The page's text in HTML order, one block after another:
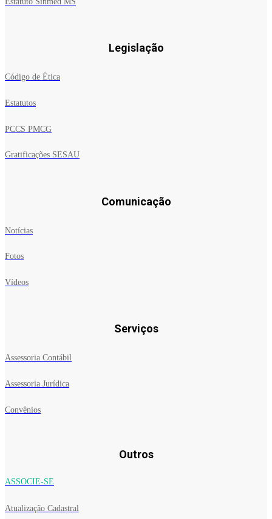
Legislação
Código de Ética
Estatutos
PCCS PMCG
Gratificações SESAU
Comunicação
Notícias
Fotos
Vídeos
Serviços
Assessoria Contábil
Assessoria Jurídica
Convênios
Outros
ASSOCIE-SE
Atualização Cadastral